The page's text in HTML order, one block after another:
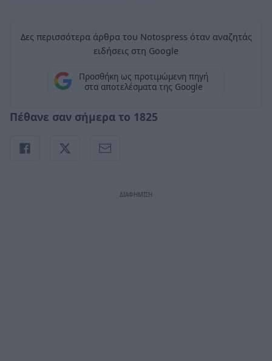
Δες περισσότερα άρθρα του Notospress όταν αναζητάς
ειδήσεις στη Google
Προσθήκη ως προτιμώμενη πηγή
στα αποτελέσματα της Google
Πέθανε σαν σήμερα το 1825